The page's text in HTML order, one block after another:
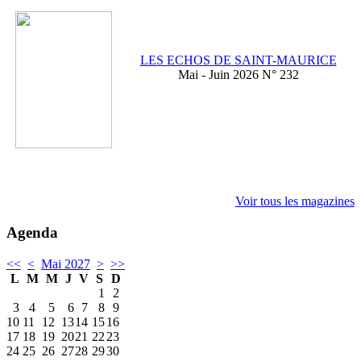
LES ECHOS DE SAINT-MAURICE
Mai - Juin 2026 N° 232
Voir tous les magazines
Agenda
<< < Mai 2027 > >>
L M M J V S D
1
2
3
4 5 6 7 8 9
10 11 12 1314 1516
17 18 19 2021 22 23
24 25 26 2728 2930